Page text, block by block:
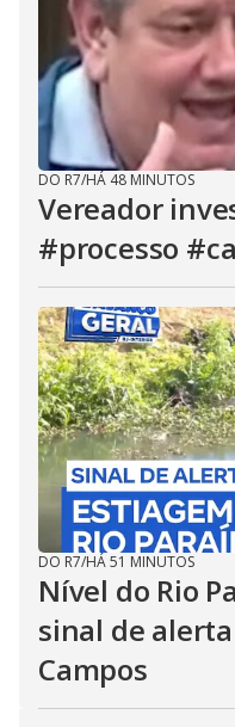
DO R7/HÁ 48 MINUTOS
Vereador
#processo
DO R7/HÁ 51 MINUTOS
Nível do Rio
sinal de
Campos